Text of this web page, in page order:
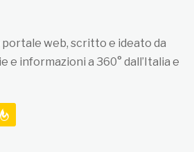
web, scritto e ideato da
e informazioni a 360° dall’Italia e